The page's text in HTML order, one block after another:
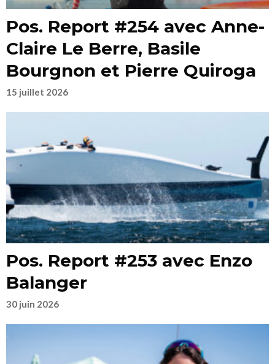
Pos. Report #254 avec Anne-
Claire Le Berre, Basile
Bourgnon et Pierre Quiroga
15 juillet 2026
Pos. Report #253 avec Enzo
Balanger
30 juin 2026